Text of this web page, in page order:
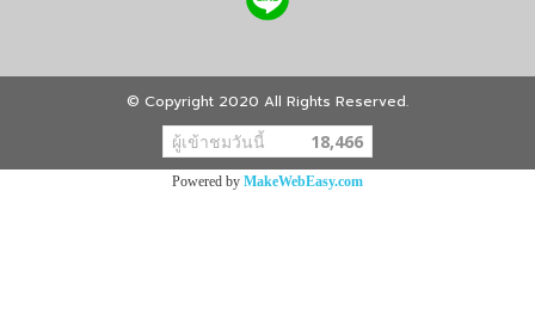
© Copyright 2020 All Rights Reserved.
ผู้เข้าชมวันนี้ 18,466
Powered by MakeWebEasy.com